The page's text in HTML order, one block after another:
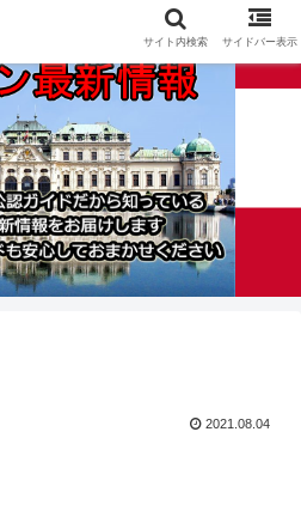
2021.08.04
サイト内検索 サイドバー表示